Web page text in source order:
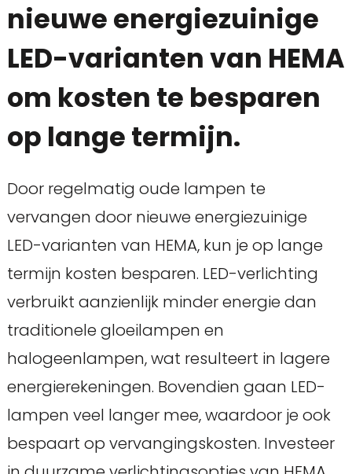
nieuwe energiezuinige
LED-varianten van HEMA
om kosten te besparen
op lange termijn.
Door regelmatig oude lampen te
vervangen door nieuwe energiezuinige
LED-varianten van HEMA, kun je op lange
termijn kosten besparen. LED-verlichting
verbruikt aanzienlijk minder energie dan
traditionele gloeilampen en
halogeenlampen, wat resulteert in lagere
energierekeningen. Bovendien gaan LED-
lampen veel langer mee, waardoor je ook
bespaart op vervangingskosten. Investeer